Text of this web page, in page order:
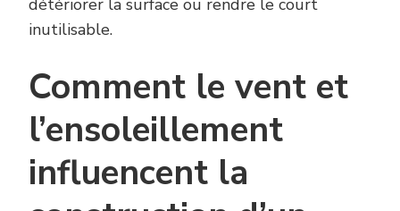
détériorer la surface ou rendre le court
inutilisable.
Comment le vent et
l’ensoleillement
influencent la